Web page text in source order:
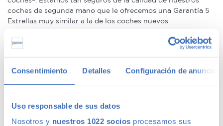
Consentimiento Detalles Configuración de anuncios
Uso responsable de sus datos
Nosotros y nuestros 1022 socios procesamos sus
coches de segunda mano que le ofrecemos una Garantía 5
Estrellas muy similar a la de los coches nuevos.
Concesionario de ocasión multimarca
En Canalcar, el concesionario de coches de ocasión más
grande de Madrid, disponemos de una gran variedad de
que mejor se adapte a tus necesidades, con la mejor
relación calidad-precio. O si lo prefieres, ven a vernos y te